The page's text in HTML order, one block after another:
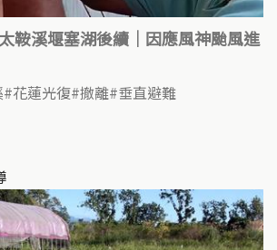
鞍溪堰塞湖後續｜因應風神颱風進
花蓮光復 撤離 垂直避難